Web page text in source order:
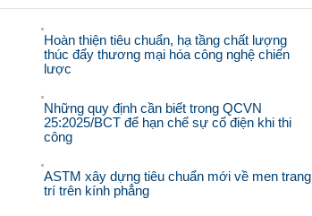
Hoàn thiện tiêu chuẩn, hạ tầng chất lượng
thúc đẩy thương mại hóa công nghệ chiến
lược
Những quy định cần biết trong QCVN
25:2025/BCT để hạn chế sự cố điện khi thi
công
ASTM xây dựng tiêu chuẩn mới về men trang
trí trên kính phẳng